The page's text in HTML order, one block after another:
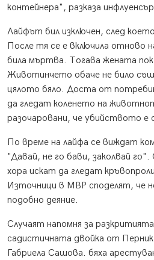
контейнера", разказа
Лайфът бил изключен, след
После тя се е включила отново
била мъртва. Тогава жената
Животинчето обаче не било
цялото бяло. Доста от
да гледат коленето на
разочаровани, че убийството е
По време на лайфа се виждат
"Давай, не го бави, заколвай
хора искат да гледат
Източници в МВР споделят, че
подобно деяние.
Случаят напомня за
садистичната двойка от
Габриела Сашова. бяха